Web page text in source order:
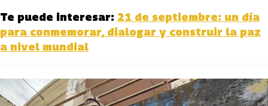
Te puede interesar: 21 de septiembre: un día
para conmemorar, dialogar y construir la paz
a nivel mundial